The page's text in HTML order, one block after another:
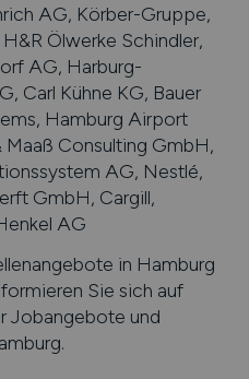
AG, Körber-Gruppe,
Ölwerke Schindler,
AG, Harburg-
Carl Kühne KG, Bauer
Hamburg Airport
Consulting GmbH,
AG, Nestlé,
GmbH, Cargill,
AG
in Hamburg
Sie sich auf
Jobangebote und
.